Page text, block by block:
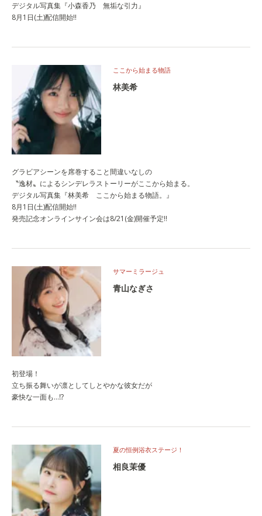
デジタル写真集『小森香乃 無垢な引力』
8月1日(土)配信開始!!
ここから始まる物語
林美希
グラビアシーンを席巻すること間違いなしの
〝逸材〟によるシンデレラストーリーがここから始まる。
デジタル写真集『林美希 ここから始まる物語。』
8月1日(土)配信開始!!
発売記念オンラインサイン会は8/21(金)開催予定!!
サマーミラージュ
青山なぎさ
初登場！
立ち振る舞いが凛としてしとやかな彼女だが
豪快な一面も…⁉
夏の恒例浴衣ステージ！
相良茉優